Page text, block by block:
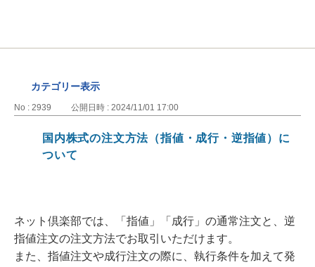
カテゴリー表示
No : 2939 公開日時 : 2024/11/01 17:00
国内株式の注文方法（指値・成行・逆指値）に
ついて
ネット倶楽部では、「指値」「成行」の通常注文と、逆
指値注文の注文方法でお取引いただけます。
また、指値注文や成行注文の際に、執行条件を加えて発